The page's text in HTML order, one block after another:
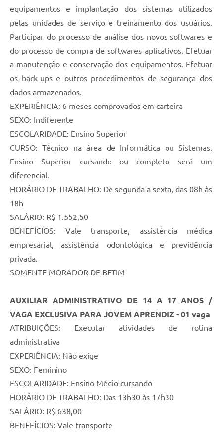
equipamentos e implantação dos sistemas utilizados
pelas unidades de serviço e treinamento dos usuários.
Participar do processo de análise dos novos softwares e
do processo de compra de softwares aplicativos. Efetuar
a manutenção e conservação dos equipamentos. Efetuar
os back-ups e outros procedimentos de segurança dos
dados armazenados.
EXPERIÊNCIA: 6 meses comprovados em carteira
SEXO: Indiferente
ESCOLARIDADE: Ensino Superior
CURSO: Técnico na área de Informática ou Sistemas.
Ensino Superior cursando ou completo será um
diferencial.
HORÁRIO DE TRABALHO: De segunda a sexta, das 08h às
18h
SALÁRIO: R$ 1.552,50
BENEFÍCIOS: Vale transporte, assistência médica
empresarial, assistência odontológica e previdência
privada.
SOMENTE MORADOR DE BETIM
AUXILIAR ADMINISTRATIVO DE 14 A 17 ANOS /
VAGA EXCLUSIVA PARA JOVEM APRENDIZ - 01 vaga
ATRIBUIÇÕES: Executar atividades de rotina
administrativa
EXPERIÊNCIA: Não exige
SEXO: Feminino
ESCOLARIDADE: Ensino Médio cursando
HORÁRIO DE TRABALHO: Das 13h30 às 17h30
SALÁRIO: R$ 638,00
BENEFÍCIOS: Vale transporte